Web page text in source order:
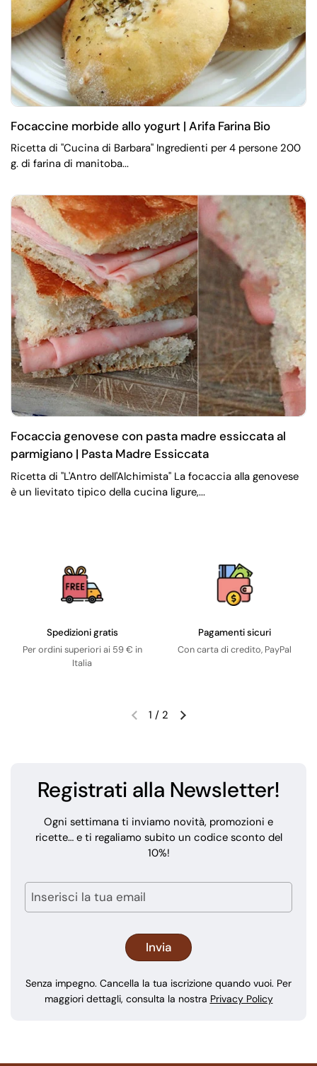
Focaccine morbide allo yogurt | Arifa Farina Bio
Ricetta di "Cucina di Barbara" Ingredienti per 4 persone 200
g. di farina di manitoba...
Focaccia genovese con pasta madre essiccata al
parmigiano | Pasta Madre Essiccata
Ricetta di "L'Antro dell'Alchimista" La focaccia alla genovese
è un lievitato tipico della cucina ligure,...
Spedizioni gratis
Per ordini superiori ai 59 € in
Italia
Pagamenti sicuri
Con carta di credito, PayPal
1 / 2
Registrati alla Newsletter!
Ogni settimana ti inviamo novità, promozioni e
ricette… e ti regaliamo subito un codice sconto del
10%!
Senza impegno. Cancella la tua iscrizione quando vuoi. Per
maggiori dettagli, consulta la nostra Privacy Policy